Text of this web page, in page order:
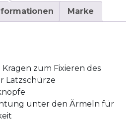
Marke
Kragen zum Fixieren des
Latzschürze
unter den Ärmeln für